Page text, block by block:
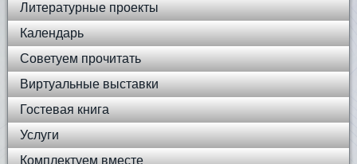
Литературные проекты
Календарь
Советуем прочитать
Виртуальные выставки
Гостевая книга
Услуги
Комплектуем вместе